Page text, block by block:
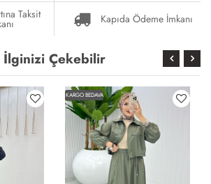
Taksit
Kapıda Ödeme İmkanı
İlginizi Çekebilir
KARGO BEDAVA